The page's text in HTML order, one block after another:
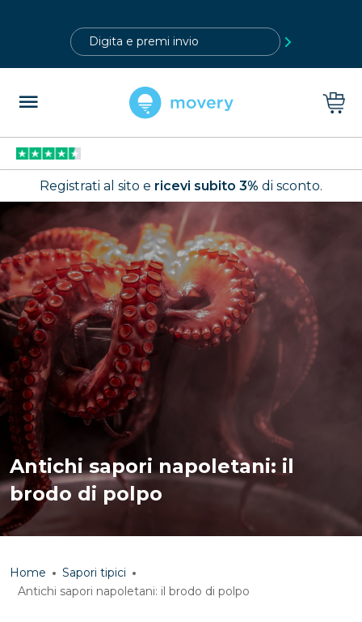
Registrati al sito e ricevi subito 3% di sconto.
Antichi sapori napoletani: il
brodo di polpo
Home
Sapori tipici
Antichi sapori napoletani: il brodo di polpo